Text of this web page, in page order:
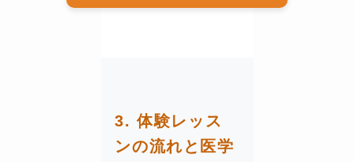
3. 体験レッス
ンの流れと医学